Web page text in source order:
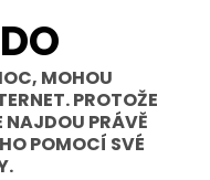
MOHOU
PROTOŽE
NAJDOU PRÁVĚ
POMOCÍ SVÉ